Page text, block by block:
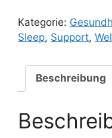
Kategorie:
Sleep, Support,
Beschreibung